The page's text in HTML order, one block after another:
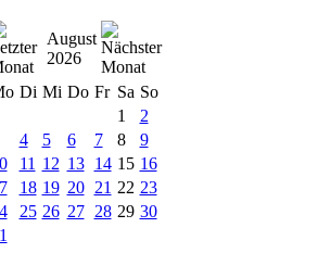
August
2026
Di Mi Do Fr Sa So
1
2
4 5 6 7 8
9
11 12 13 14 15 16
18 19 20 21 22 23
25 26 27 28 29 30